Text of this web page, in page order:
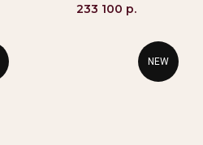
233 100 р.
NEW